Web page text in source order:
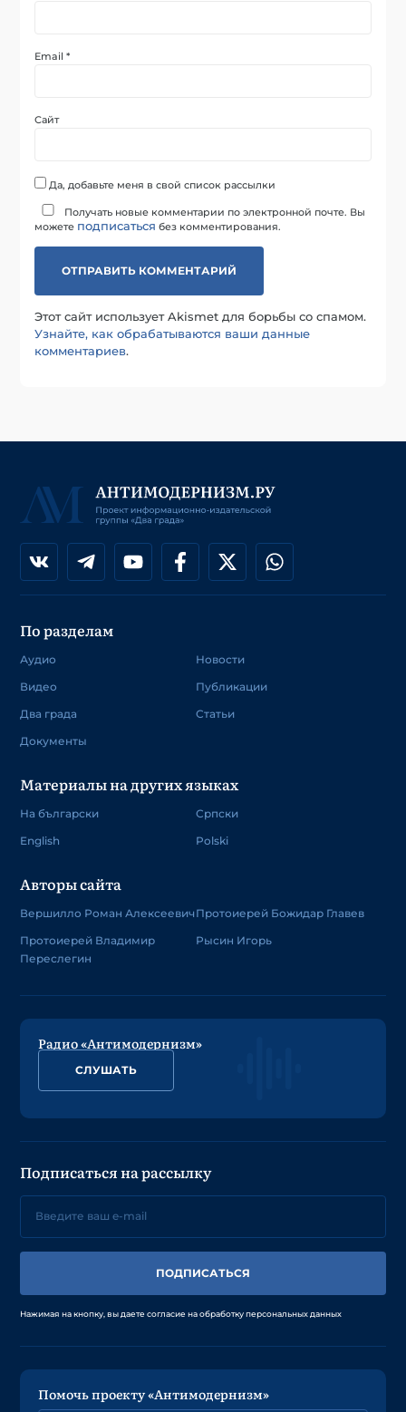
Email*
Сайт
Да, добавьте меня в свой список рассылки
Получать новые комментарии по электронной почте. Вы
можете подписаться без комментирования.
Этот сайт использует Akismet для борьбы со спамом.
Узнайте, как обрабатываются ваши данные
комментариев.
По разделам
Аудио
Видео
Два града
Документы
Новости
Публикации
Статьи
Материалы на других языках
На български
English
Српски
Polski
Авторы сайта
Вершилло Роман Алексеевич
Протоиерей Владимир
Переслегин
Протоиерей Божидар Главев
Рысин Игорь
Радио «Антимодернизм»
СЛУШАТЬ
Подписаться на рассылку
ПОДПИСАТЬСЯ
Нажимая на кнопку, вы даете согласие на обработку персональных данных
Помочь проекту «Антимодернизм»